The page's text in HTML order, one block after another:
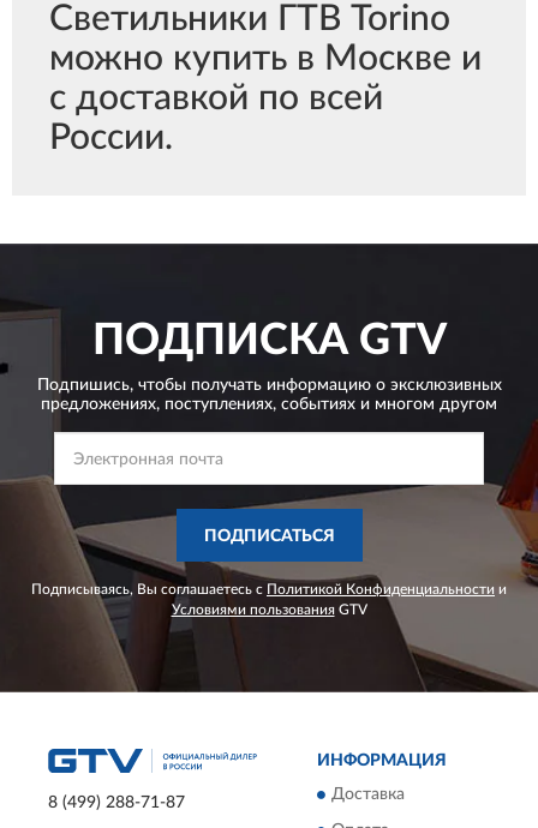
Светильники ГТВ Torino
можно купить в Москве и
с доставкой по всей
России.
ПОДПИСКАGTV
Подпишись, чтобы получать информацию о эксклюзивных
предложениях, поступлениях, событиях и многом другом
ПОДПИСАТЬСЯ
Подписываясь, Вы соглашаетесь с Политикой Конфиденциальности и
Условиями пользованияGTV
8 (499) 288-71-87
ИНФОРМАЦИЯ
Доставка